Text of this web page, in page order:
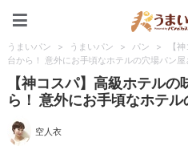
うまいパン > うまいパン > パン >
【
台から！ 意外にお手頃なホテルの穴場パン
【神コスパ】高級ホテル
ら！ 意外にお手頃なホテ
空人衣